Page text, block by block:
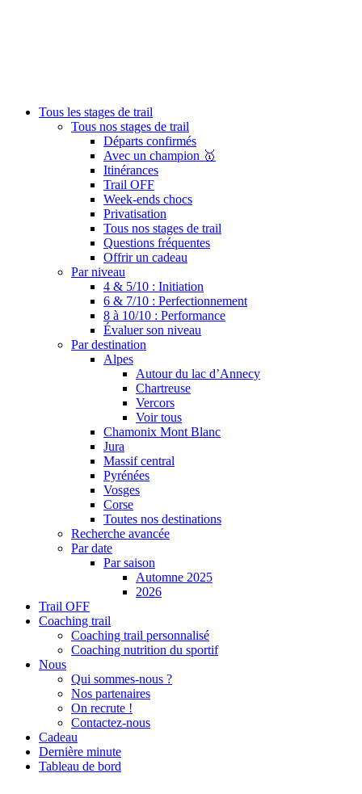
Tous les stages de trail
Tous nos stages de trail
Départs confirmés
Avec un champion 🥇
Itinérances
Trail OFF
Week-ends chocs
Privatisation
Tous nos stages de trail
Questions fréquentes
Offrir un cadeau
Par niveau
4 & 5/10 : Initiation
6 & 7/10 : Perfectionnement
8 à 10/10 : Performance
Évaluer son niveau
Par destination
Alpes
Autour du lac d’Annecy
Chartreuse
Vercors
Voir tous
Chamonix Mont Blanc
Jura
Massif central
Pyrénées
Vosges
Corse
Toutes nos destinations
Recherche avancée
Par date
Par saison
Automne 2025
2026
Trail OFF
Coaching trail
Coaching trail personnalisé
Coaching nutrition du sportif
Nous
Qui sommes-nous ?
Nos partenaires
On recrute !
Contactez-nous
Cadeau
Dernière minute
Tableau de bord